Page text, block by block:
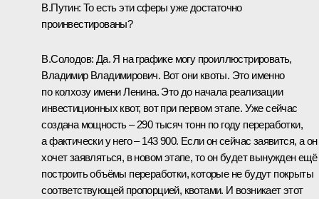
В.Путин: То есть эти сферы уже достаточно
проинвестированы?
В.Солодов: Да. Я на графике могу проиллюстрировать,
Владимир Владимирович. Вот они квоты. Это именно
по колхозу имени Ленина. Это до начала реализации
инвестиционных квот, вот при первом этапе. Уже сейчас
создана мощность – 290 тысяч тонн по году переработки,
а фактически у него – 143 900. Если он сейчас заявится, а он
хочет заявляться, в новом этапе, то он будет вынужден ещё
построить объёмы переработки, которые не будут покрыты
соответствующей пропорцией, квотами. И возникает этот